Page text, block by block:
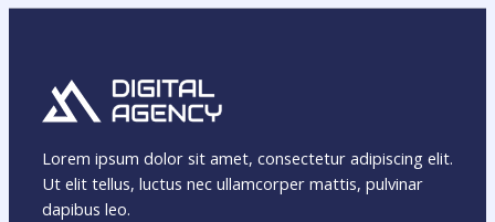
Lorem ipsum dolor sit amet, consectetur adipiscing elit.
Ut elit tellus, luctus nec ullamcorper mattis, pulvinar
dapibus leo.